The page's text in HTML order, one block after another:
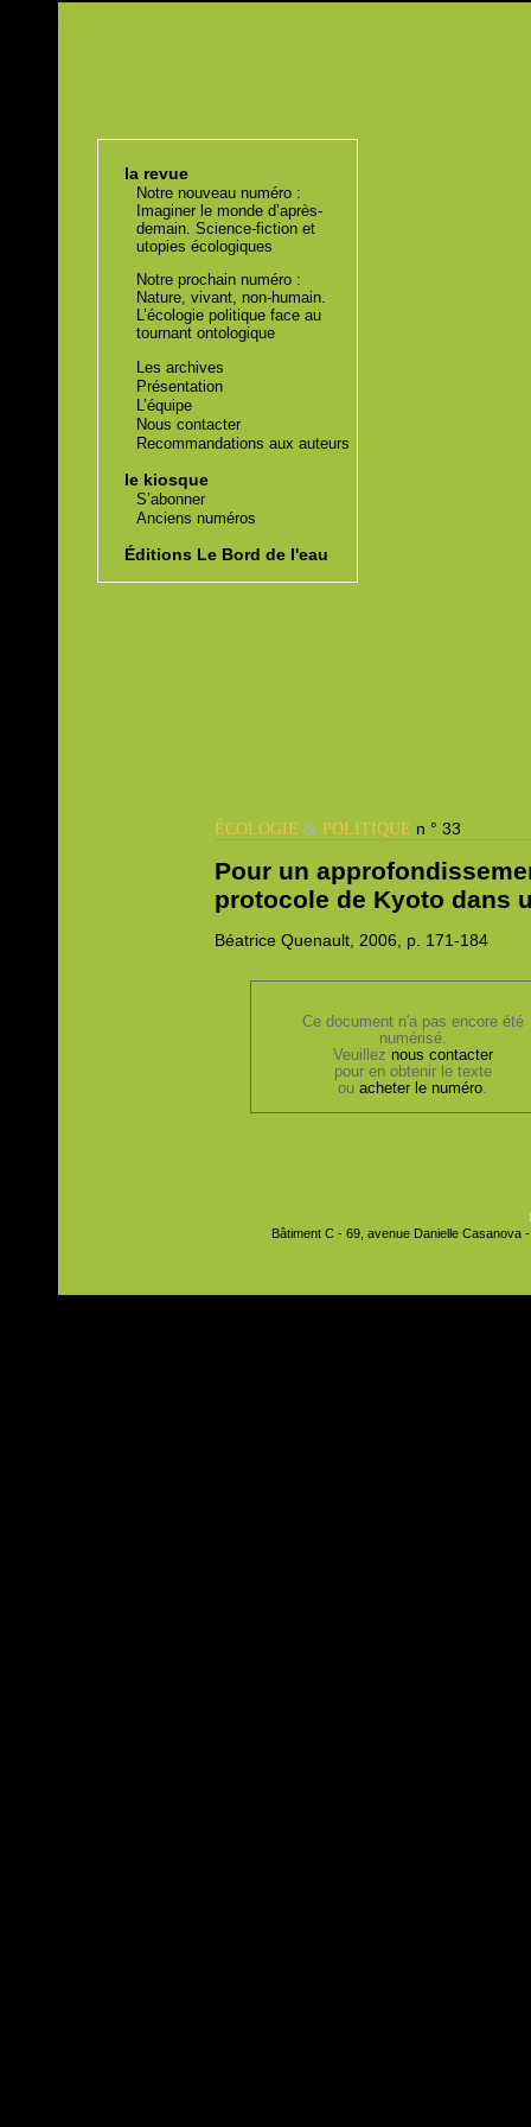
la revue
Notre nouveau numéro :
Imaginer le monde d’après-
demain. Science-fiction et
utopies écologiques
Notre prochain numéro :
Nature, vivant, non-humain.
L’écologie politique face au
tournant ontologique
Les archives
Présentation
L’équipe
Nous contacter
Recommandations aux auteurs
le kiosque
S’abonner
Anciens numéros
Éditions Le Bord de l'eau
ÉCOLOGIE& POLITIQUE n ° 33
Pour un
protocole de Kyoto dans
Béatrice Quenault, 2006, p. 171-184
Ce document n'a pas encore été
numérisé.
Veuillez nous contacter
pour en obtenir le texte
ouacheter le numéro.
Bâtiment C - 69, avenue Danielle